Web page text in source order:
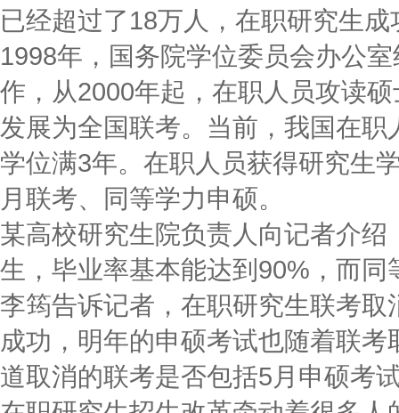
已经超过了18万人，在职研究生
1998年，国务院学位委员会办公
作，从2000年起，在职人员攻读
发展为全国联考。当前，我国在
学位满3年。在职人员获得研究生
月联考、同等学力申硕。
某高校研究生院负责人向记者介
生，毕业率基本能达到90%，而
李筠告诉记者，在职研究生联考
成功，明年的申硕考试也随着联
道取消的联考是否包括5月申硕考